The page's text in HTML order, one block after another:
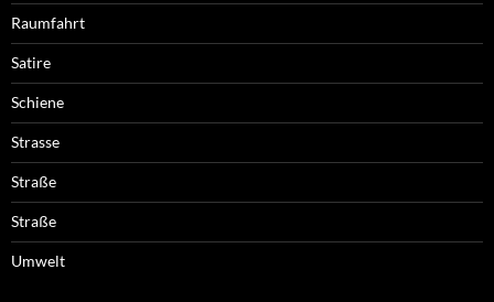
Raumfahrt
Satire
Schiene
Strasse
Straße
Straße
Umwelt